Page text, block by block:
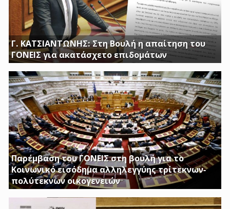
Γ. ΚΑΤΣΙΑΝΤΩΝΗΣ: Στη Βουλή η απαίτηση του
ΓΟΝΕΙΣ για ακατάσχετο επιδομάτων
Παρέμβαση του ΓΟΝΕΙΣ στη βουλή για το
Κοινωνικό εισόδημα αλληλεγγύης τρίτεκνων-
πολύτεκνων οικογενειών
Τέκνων, καθώς και το Ειδικό Επίδομα Στήριξης σε